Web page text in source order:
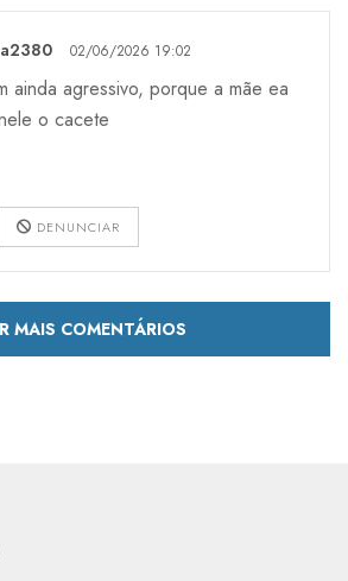
02/06/2026 19:02
ainda agressivo, porque a mãe ea
o cacete
DENUNCIAR
MAIS COMENTÁRIOS